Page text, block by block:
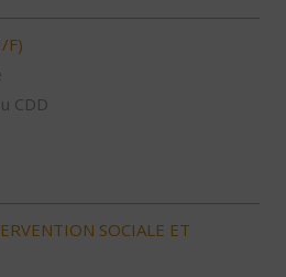
F)
CDD
SOCIALE ET